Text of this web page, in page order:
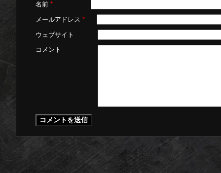
名前 *
メールアドレス *
ウェブサイト
コメント